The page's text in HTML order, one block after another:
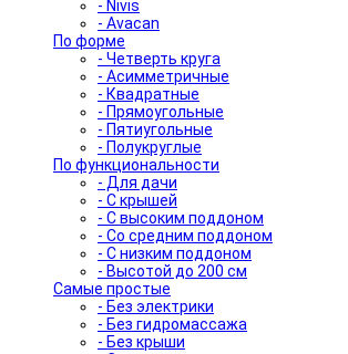
- Nivis
- Avacan
По форме
- Четверть круга
- Асимметричные
- Квадратные
- Прямоугольные
- Пятиугольные
- Полукруглые
По функциональности
- Для дачи
- С крышей
- С высоким поддоном
- Со средним поддоном
- С низким поддоном
- Высотой до 200 см
Самые простые
- Без электрики
- Без гидромассажа
- Без крыши